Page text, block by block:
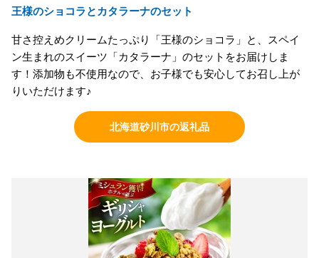
王様のショコラとカタラーナのセット
甘さ控えめクリームたっぷり「王様のショコラ」と、スペイ
ン生まれのスイーツ「カタラーナ」のセットをお届けしま
す！添加物も不使用なので、お子様でも安心してお召し上が
りいただけます♪
北海道砂川市の返礼品